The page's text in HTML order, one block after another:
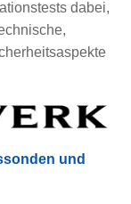
dabei,
und